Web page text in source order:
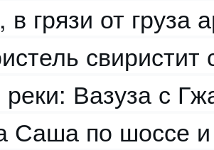
в грязи от груза
свиристит
Вазуза с
Саша по шоссе и